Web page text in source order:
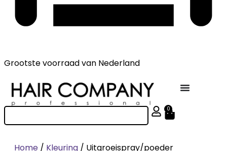
Grootste voorraadvan Nederland
0
Home / Kleuring / Uitgroeispray/poeder